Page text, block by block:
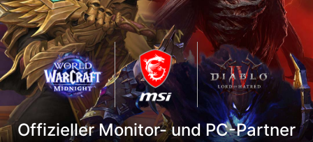
Offizieller Monitor- und PC-Partner